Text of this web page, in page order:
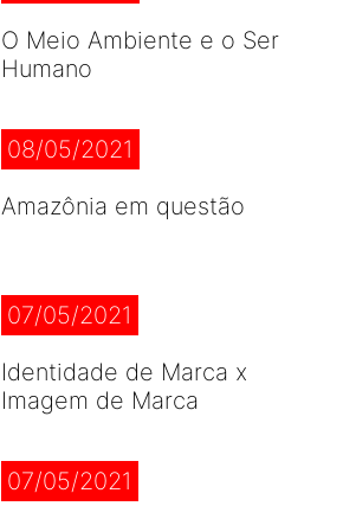
O Meio Ambiente e o Ser
Humano
08/05/2021
Amazônia em questão
07/05/2021
Identidade de Marca x
Imagem de Marca
07/05/2021